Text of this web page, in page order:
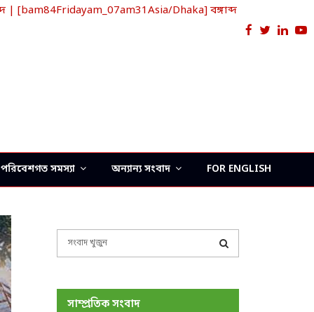
| [bam84Fridayam_07am31Asia/Dhaka] বঙ্গাব্দ
Facebook
Twitter
পরিবেশগত সমস্যা অন্যান্য সংবাদ FOR ENGLISH
সাম্প্রতিক সংবাদ